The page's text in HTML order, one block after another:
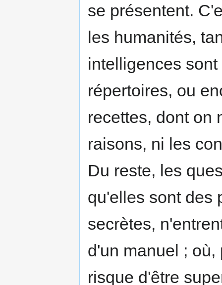
se présentent.
les humanités,
intelligences
répertoires, ou
recettes, dont on
raisons, ni les
Du reste, les
qu'elles sont des
secrètes,
d'un manuel ;
risque d'être